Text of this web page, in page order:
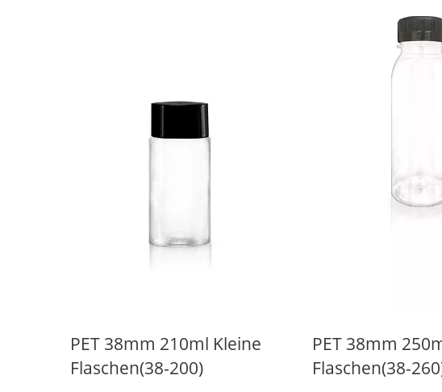
PET 38mm 210ml Kleine
Flaschen(38-200)
PET 38mm
Flaschen(38-